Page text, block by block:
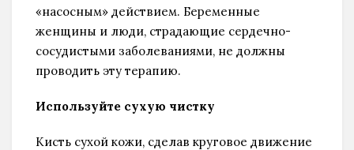
«насосным» действием. Беременные
женщины и люди, страдающие сердечно-
сосудистыми заболеваниями, не должны
проводить эту терапию.
Используйте сухую чистку
Кисть сухой кожи, сделав круговое движение